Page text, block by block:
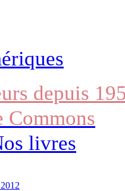
depuis
Commons
livres